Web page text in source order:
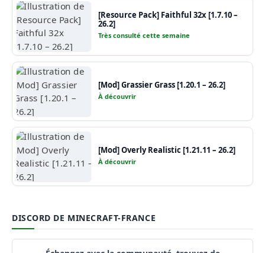
[Resource Pack] Faithful 32x [1.7.10 –
26.2]
Très consulté cette semaine
[Mod] Grassier Grass [1.20.1 – 26.2]
À découvrir
[Mod] Overly Realistic [1.21.11 – 26.2]
À découvrir
DISCORD DE MINECRAFT-FRANCE